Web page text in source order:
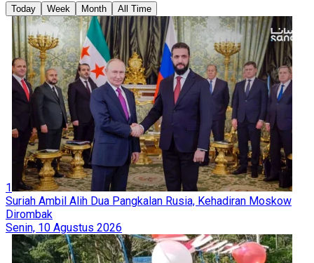
Today Week Month All Time
1
Suriah Ambil Alih Dua Pangkalan Rusia, Kehadiran Moskow
Dirombak
Senin, 10 Agustus 2026